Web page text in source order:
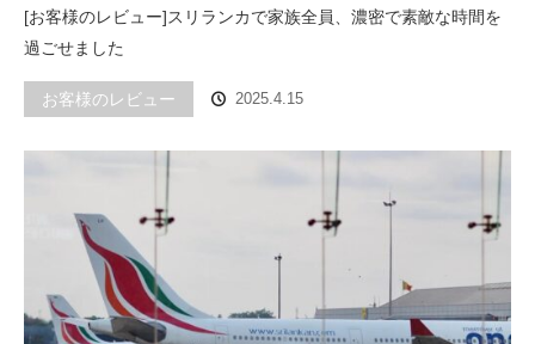
[お客様のレビュー]スリランカで家族全員、濃密で素敵な時間を
過ごせました
お客様のレビュー 2025.4.15